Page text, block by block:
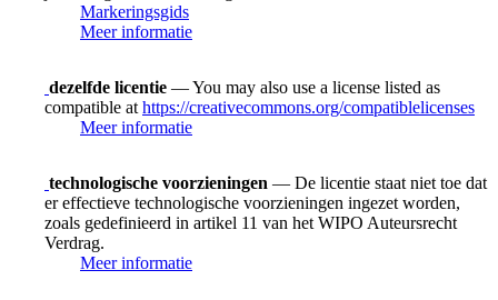
Markeringsgids
Meer informatie
dezelfde licentie — You may also use a license listed as
compatible at https://creativecommons.org/compatiblelicenses
Meer informatie
technologische voorzieningen — De licentie staat niet toe dat
er effectieve technologische voorzieningen ingezet worden,
zoals gedefinieerd in artikel 11 van het WIPO Auteursrecht
Verdrag.
Meer informatie